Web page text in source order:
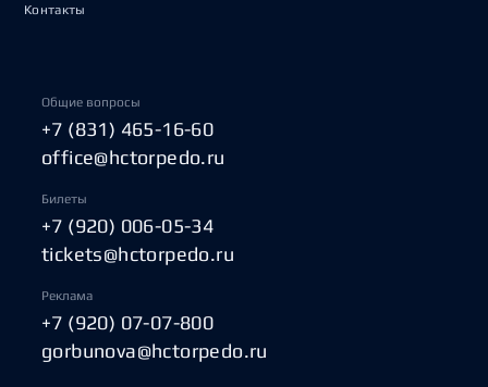
Контакты
Общие вопросы
+7 (831) 465-16-60
office@hctorpedo.ru
Билеты
+7 (920) 006-05-34
tickets@hctorpedo.ru
Реклама
+7 (920) 07-07-800
gorbunova@hctorpedo.ru